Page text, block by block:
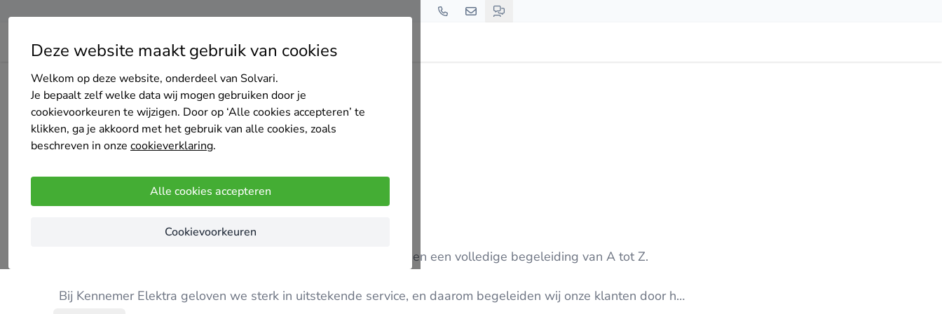
Deze website maakt gebruik van cookies
Welkom op deze website, onderdeel van Solvari.
Je bepaalt zelf welke data wij mogen gebruiken door je
cookievoorkeuren te wijzigen. Door op ‘Alle cookies accepteren’ te
klikken, ga je akkoord met het gebruik van alle cookies, zoals
beschreven in onze cookieverklaring.
Alle cookies accepteren
Cookievoorkeuren
Home Zonnepanelen Noord-Holland Haarlem
Kennemer Elektra
5/5
(5 reviews)
Onze missie gaat verder dan slechts product levering; wij bieden een volledige begeleiding van A tot Z.
Bij Kennemer Elektra geloven we sterk in uitstekende service, en daarom begeleiden wij onze klanten door het